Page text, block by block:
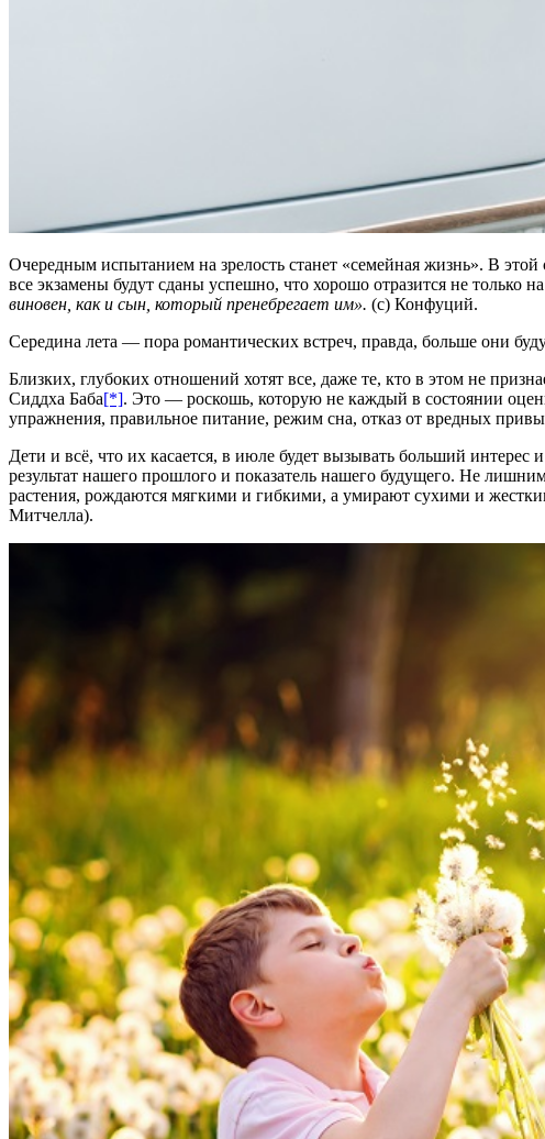
Очередным испытанием на зрелость станет «семейная жизнь». В
все экзамены будут сданы успешно, что хорошо отразится не только
виновен, как и сын, который пренебрегает им». (с) Конфуций.
Середина лета — пора романтических встреч, правда, больше они
Близких, глубоких отношений хотят все, даже те, кто в этом не
Сиддха Баба[*]. Это — роскошь, которую не каждый в состоянии
упражнения, правильное питание, режим сна, отказ от вредных
Дети и всё, что их касается, в июле будет вызывать больший интерес
результат нашего прошлого и показатель нашего будущего. Не
растения, рождаются мягкими и гибкими, а умирают сухими и
Митчелла).